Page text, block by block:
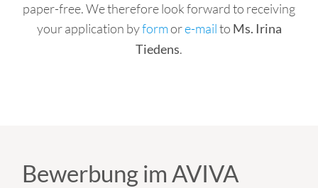
paper-free. We therefore look forward to receiving
your application byformore-mailto Ms. Irina
Tiedens.
Bewerbung im AVIVA